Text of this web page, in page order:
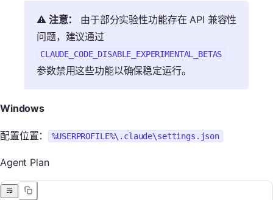
⚠️ 注意：
由于部分实验性功能存在 API 兼容性
问题，建议通过
CLAUDE_CODE_DISABLE_EXPERIMENTAL_BETAS
参数禁用这些功能以确保稳定运行。
Windows
配置位置： %USERPROFILE%\.claude\settings.json
Agent Plan